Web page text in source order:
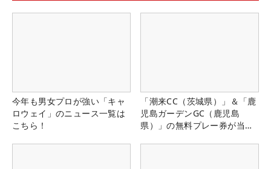
今年も男女プロが強い「キャ
ロウェイ」のニュース一覧は
こちら！
「潮来CC（茨城県）」＆「鹿
児島ガーデンGC（鹿児島
県）」の無料プレー券が当た